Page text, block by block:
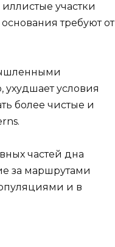
участки
требуют от
ухудшает условия
более чистые и
частей дна
за маршрутами
и в